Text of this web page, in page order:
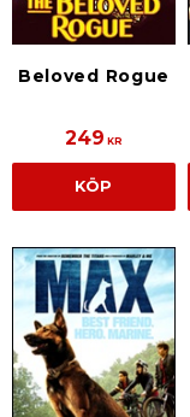
Beloved Rogue
249 KR
KÖP